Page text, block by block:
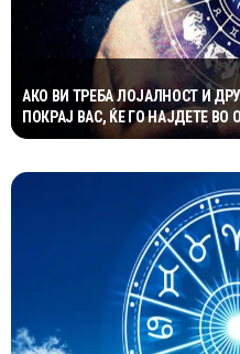
АКО ВИ ТРЕБА ЛОЈАЛНОСТ И
ПОКРАЈ ВАС, ЌЕ ГО НАЈДЕТЕ